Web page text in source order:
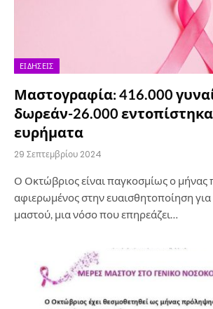
ΕΙΔΉΣΕΙΣ
Μαστογραφία: 416.000
δωρεάν-26.000
ευρήματα
29 Σεπτεμβρίου 2024
Ο Οκτώβριος είναι παγκοσμίως ο μήνας
αφιερωμένος στην ευαισθητοποίηση για
μαστού, μια νόσο που επηρεάζει…